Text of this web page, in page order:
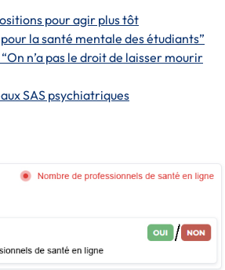
pour agir plus tôt
la santé mentale des étudiants”
n’a pas le droit de laisser mourir
SAS psychiatriques